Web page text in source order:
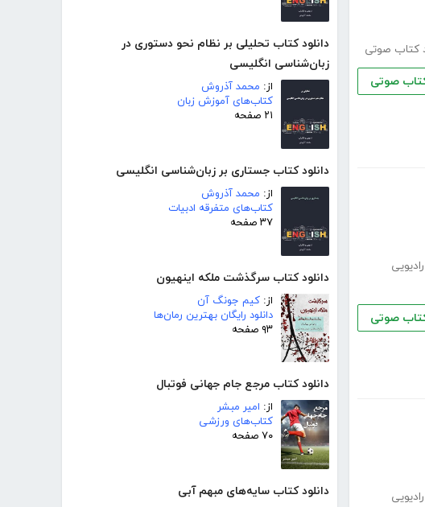
دانلود کتاب تحلیلی بر نظام نحو دستوری در
زبان‌شناسی انگلیسی
از: محمد آذروش
کتاب‌های آموزش زبان
۲۱ صفحه
دانلود کتاب جستاری بر زبان‌شناسی انگلیسی
از: محمد آذروش
کتاب‌های متفرقه ادبیات
۳۷ صفحه
دانلود کتاب سرگذشت ملکه اینهیون
از: کیم جونگ آن
دانلود رایگان بهترین رمان‌ها
۹۳ صفحه
دانلود کتاب مرجع جام جهانی فوتبال
از: امیر مبشر
کتاب‌های ورزشی
۷۰ صفحه
دانلود کتاب سایه‌های مبهم آبی
کتاب صوتی
کتاب صوتی
کتاب صوتی